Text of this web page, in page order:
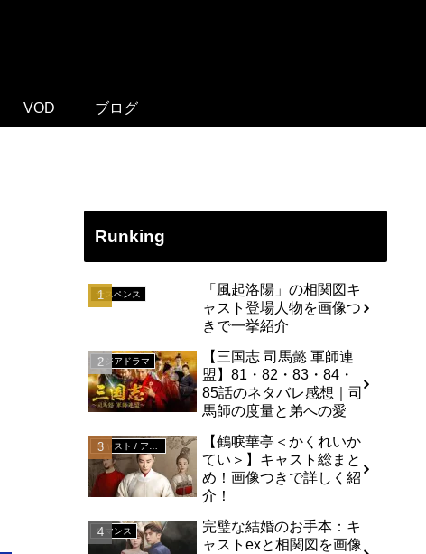
VOD ブログ
Runking
サスペンス
「風起洛陽」の相関図キ
ャスト登場人物を画像つ
きで一挙紹介
アジアドラマ
【三国志 司馬懿 軍師連
盟】81・82・83・84・
85話のネタバレ感想｜司
馬師の度量と弟への愛
【鶴唳華亭＜かくれいか
てい＞】キャスト総まと
め！画像つきで詳しく紹
介！
ロマンス
完璧な結婚のお手本：キ
ャストexと相関図を画像